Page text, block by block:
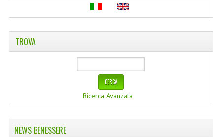
TROVA
Ricerca Avanzata
NEWS BENESSERE